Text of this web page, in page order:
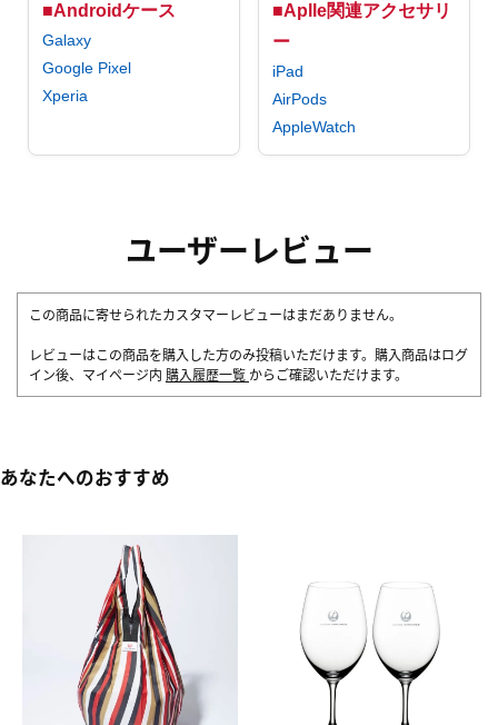
■Androidケース
Galaxy
Google Pixel
Xperia
■Aplle関連アクセサリ
ー
iPad
AirPods
AppleWatch
ユーザーレビュー
この商品に寄せられたカスタマーレビューはまだありません。
レビューはこの商品を購入した方のみ投稿いただけます。購入商品はログ
イン後、マイページ内 購入履歴一覧 からご確認いただけます。
あなたへのおすすめ